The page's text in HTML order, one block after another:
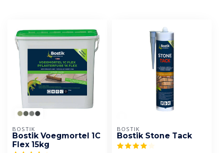
BOSTIK
Bostik Voegmortel 1C
Flex 15kg
BOSTIK
Bostik Stone Tack